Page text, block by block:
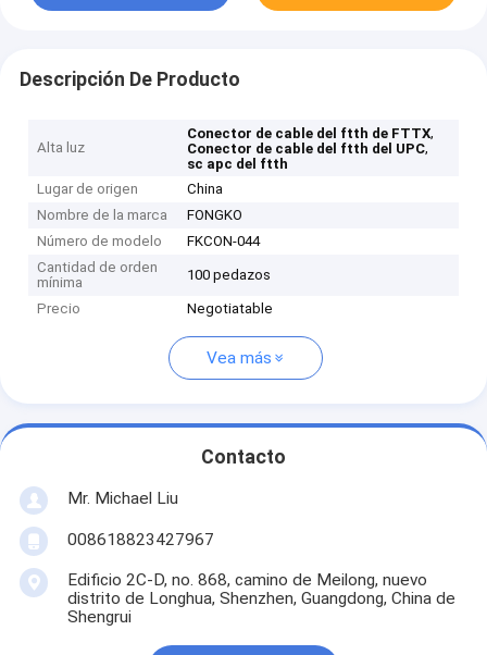
Descripción De Producto
Alta luz
Conector de cable del ftth de FTTX,
Conector de cable del ftth del UPC,
sc apc del ftth
Lugar de origen
China
Nombre de la marca
FONGKO
Número de modelo
FKCON-044
Cantidad de orden
mínima
100 pedazos
Precio Negotiatable
Vea más
Contacto
Mr. Michael Liu
008618823427967
Edificio 2C-D, no. 868, camino de Meilong, nuevo
distrito de Longhua, Shenzhen, Guangdong, China de
Shengrui